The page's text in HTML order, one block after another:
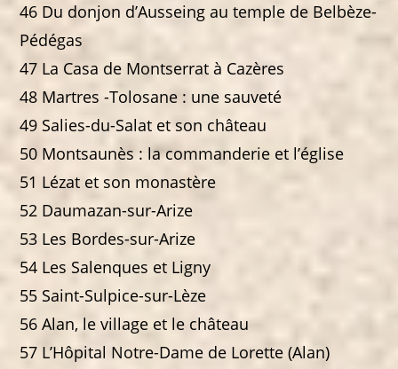
46 Du donjon d’Ausseing au temple de Belbèze-
Pédégas
47 La Casa de Montserrat à Cazères
48 Martres -Tolosane : une sauveté
49 Salies-du-Salat et son château
50 Montsaunès : la commanderie et l’église
51 Lézat et son monastère
52 Daumazan-sur-Arize
53 Les Bordes-sur-Arize
54 Les Salenques et Ligny
55 Saint-Sulpice-sur-Lèze
56 Alan, le village et le château
57 L’Hôpital Notre-Dame de Lorette (Alan)